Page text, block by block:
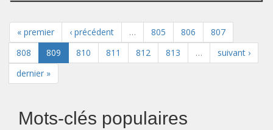
« premier ‹ précédent … 805 806
807
808
809 810 811 812 813 …
suivant ›
dernier »
Mots-clés populaires